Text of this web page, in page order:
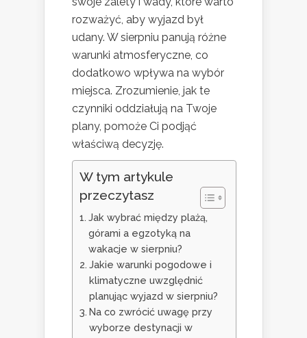
rozważyć, aby wyjazd był
udany. W sierpniu panują różne
warunki atmosferyczne, co
dodatkowo wpływa na wybór
miejsca. Zrozumienie, jak te
czynniki oddziałują na Twoje
plany, pomoże Ci podjąć
właściwą decyzję.
W tym artykule
przeczytasz
Jak wybrać między plażą,
górami a egzotyką na
wakacje w sierpniu?
Jakie warunki pogodowe i
klimatyczne uwzględnić
planując wyjazd w sierpniu?
Na co zwrócić uwagę przy
wyborze destynacji w